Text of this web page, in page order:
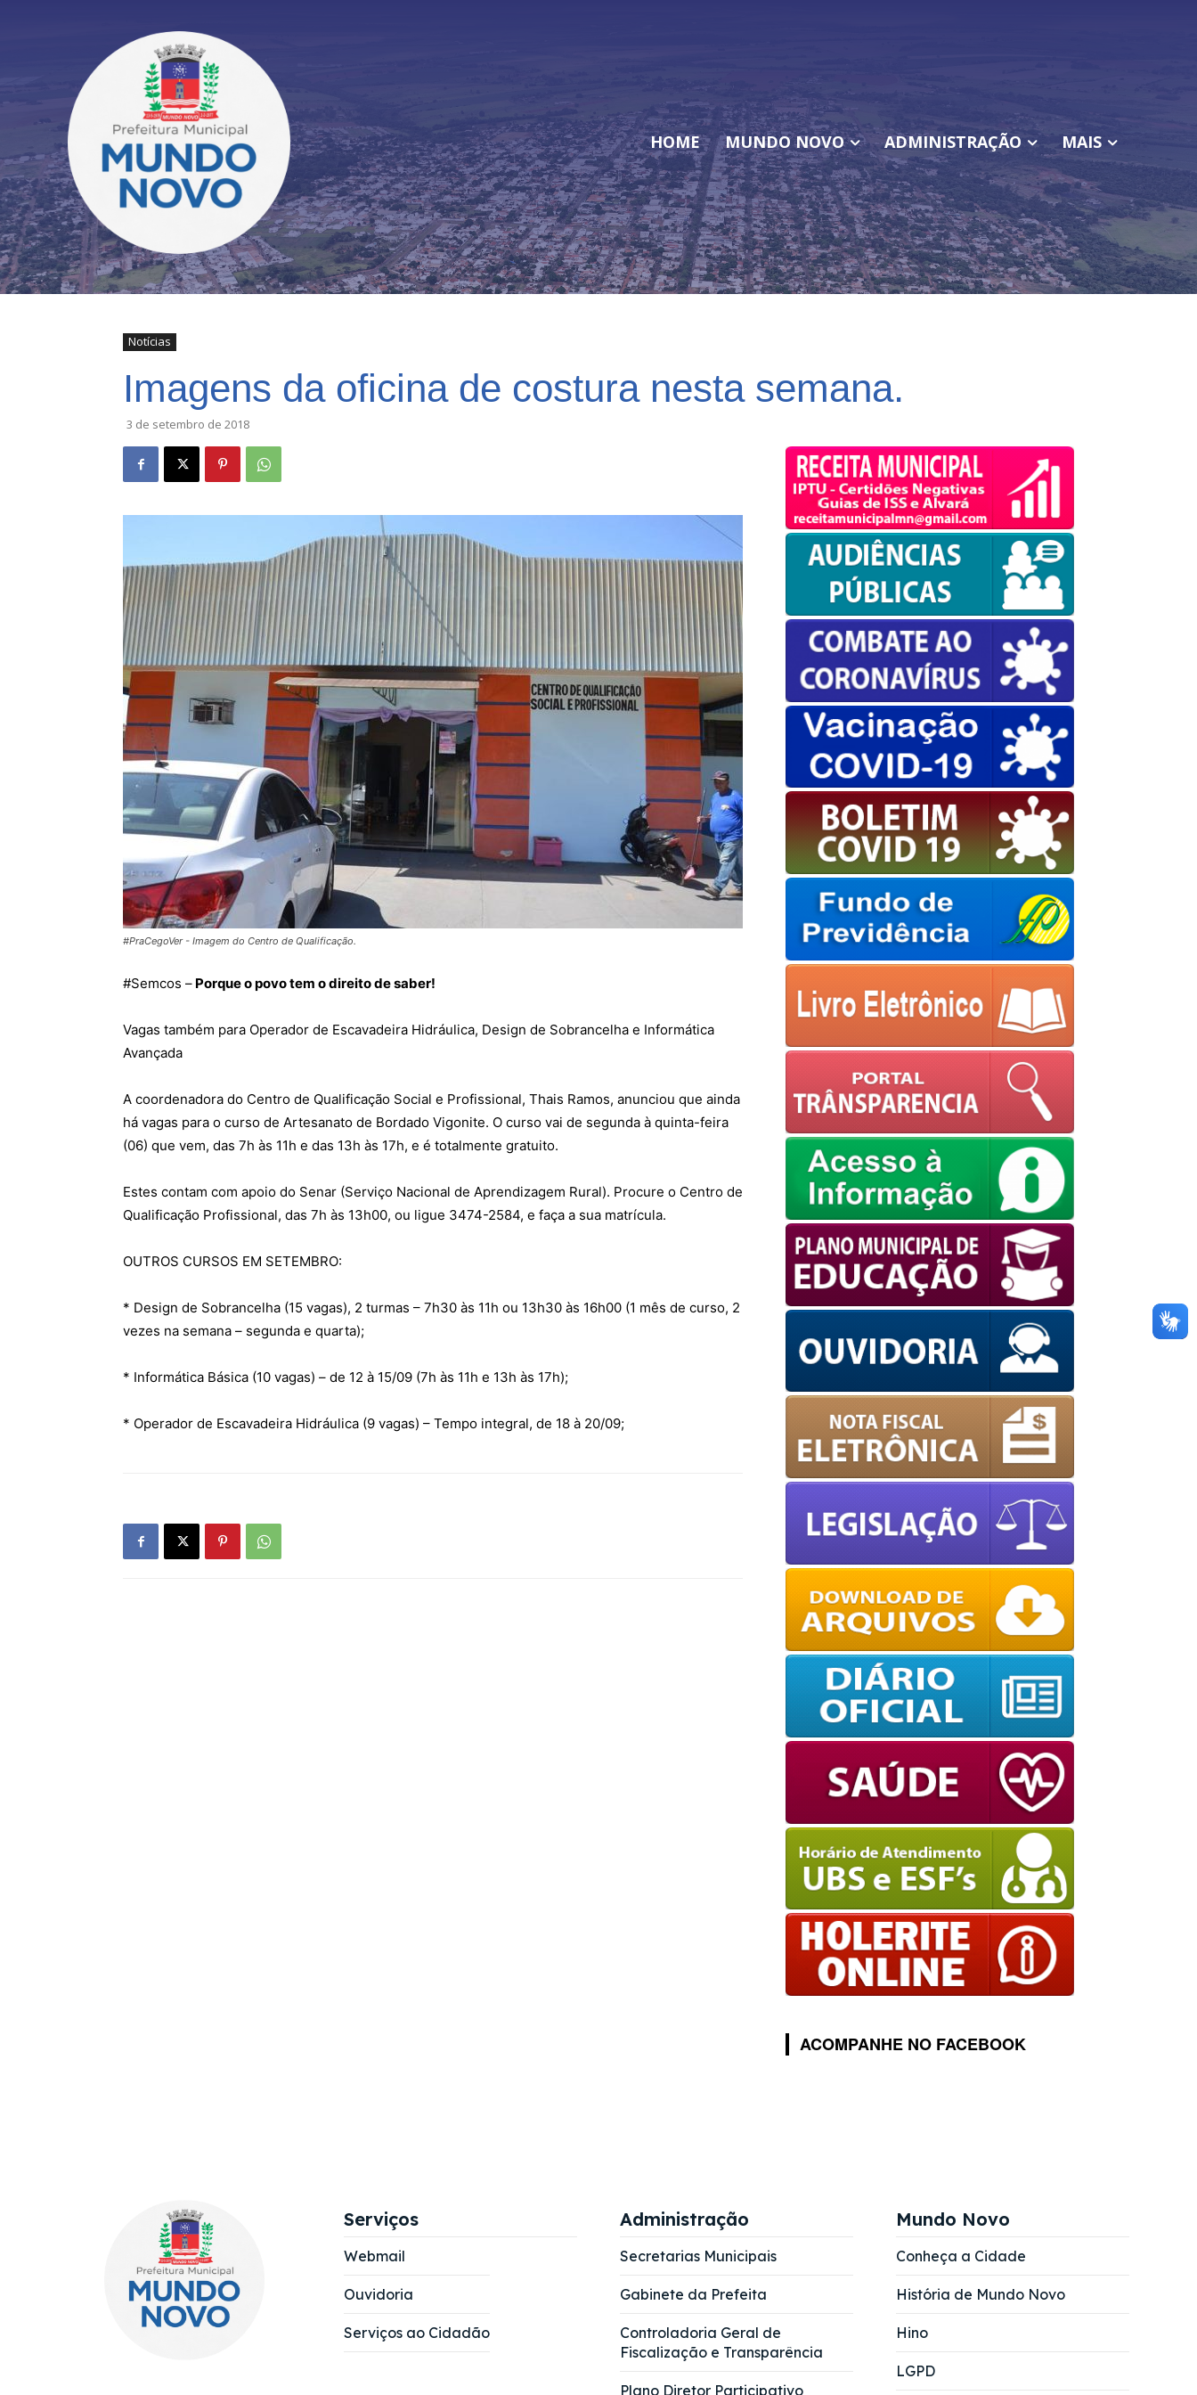
HOME MUNDO NOVO ADMINISTRAÇÃO MAIS
Notícias
Imagens da oficina de costura nesta semana.
3 de setembro de 2018
#PraCegoVer - Imagem do Centro de Qualificação.
#Semcos – Porque o povo tem o direito de saber!
Vagas também para Operador de Escavadeira Hidráulica, Design de Sobrancelha e Informática
Avançada
A coordenadora do Centro de Qualificação Social e Profissional, Thais Ramos, anunciou que ainda
há vagas para o curso de Artesanato de Bordado Vigonite. O curso vai de segunda à quinta-feira
(06) que vem, das 7h às 11h e das 13h às 17h, e é totalmente gratuito.
Estes contam com apoio do Senar (Serviço Nacional de Aprendizagem Rural). Procure o Centro de
Qualificação Profissional, das 7h às 13h00, ou ligue 3474-2584, e faça a sua matrícula.
OUTROS CURSOS EM SETEMBRO:
* Design de Sobrancelha (15 vagas), 2 turmas – 7h30 às 11h ou 13h30 às 16h00 (1 mês de curso, 2
vezes na semana – segunda e quarta);
* Informática Básica (10 vagas) – de 12 à 15/09 (7h às 11h e 13h às 17h);
* Operador de Escavadeira Hidráulica (9 vagas) – Tempo integral, de 18 à 20/09;
ACOMPANHE NO FACEBOOK
Serviços
Webmail
Ouvidoria
Serviços ao Cidadão
Administração
Secretarias Municipais
Gabinete da Prefeita
Controladoria Geral de
Fiscalização e Transparência
Plano Diretor Participativo
Mundo Novo
Conheça a Cidade
História de Mundo Novo
Hino
LGPD